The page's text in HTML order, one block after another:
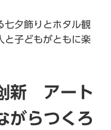
七夕飾りとホタル観
と子どもがともに楽
新 アート
がらつくろ